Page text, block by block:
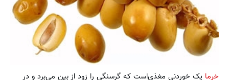
خرما یک خوردنی مغذی‌است که گرسنگی را زود از بین می‌برد و در